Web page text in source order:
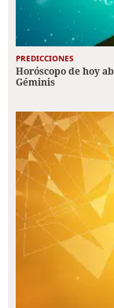
PREDICCIONES
Horóscopo de hoy
Géminis